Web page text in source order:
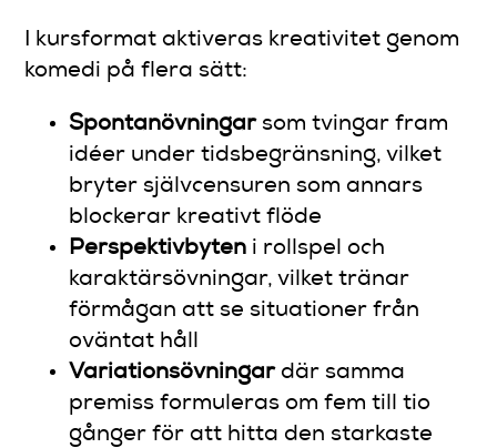
I kursformat aktiveras kreativitet genom
komedi på flera sätt:
Spontanövningarsom tvingar fram
idéer under tidsbegränsning, vilket
bryter självcensuren som annars
blockerar kreativt flöde
Perspektivbyten i rollspel och
karaktärsövningar, vilket tränar
förmågan att se situationer från
oväntat håll
Variationsövningardär samma
premiss formuleras om fem till tio
gånger för att hitta den starkaste